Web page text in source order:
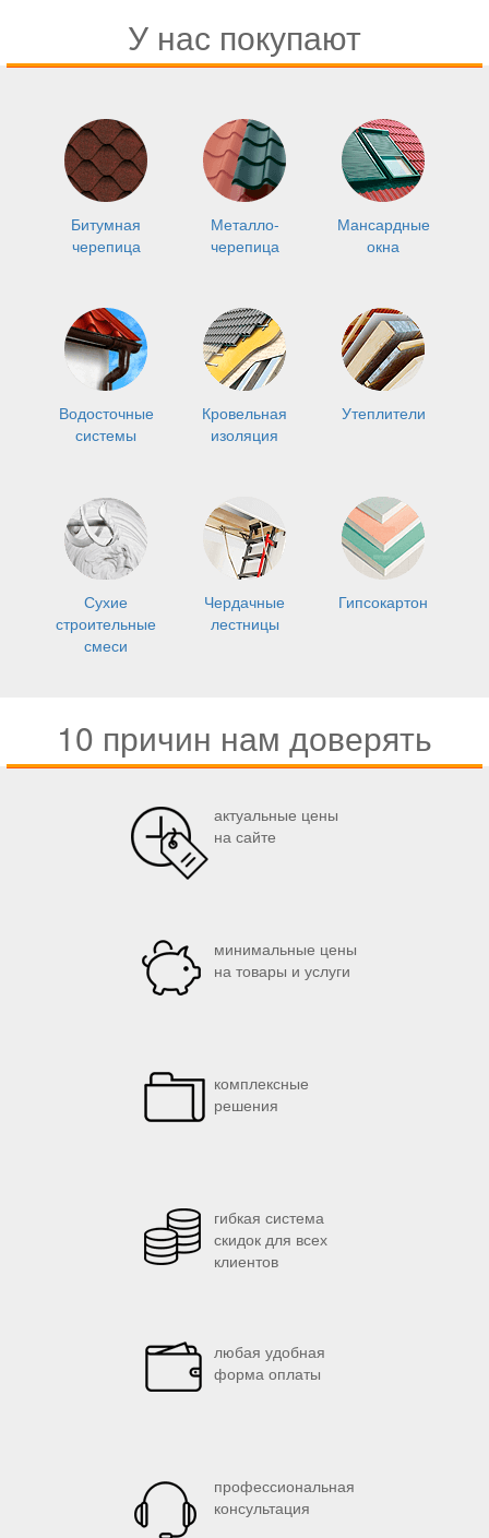
У нас покупают
Битумная
черепица
Металло-
черепица
Мансардные
окна
Водосточные
системы
Кровельная
изоляция
Утеплители
Сухие
строительные
смеси
Чердачные
лестницы
Гипсокартон
10 причин нам доверять
актуальные цены
на сайте
минимальные цены
на товары и услуги
комплексные
решения
гибкая система
скидок для всех
клиентов
любая удобная
форма оплаты
профессиональная
консультация